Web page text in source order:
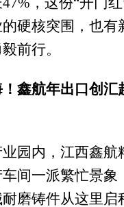
硬核突围，也有
前行。
鑫航年出口创汇
园内，江西鑫航
间一派繁忙景象
磨铸件从这里启